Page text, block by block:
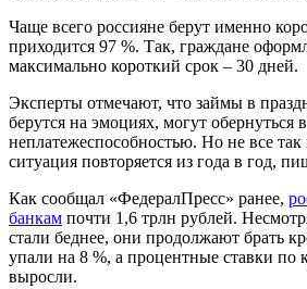
Чаще всего россияне берут именно
приходится 97 %. Так, граждане
максимально короткий срок – 30 дней.
Эксперты отмечают, что займы в
берутся на эмоциях, могут обернуться
неплатежеспособностью. Но не все
ситуация повторяется из года в год,
Как сообщал «ФедералПресс» ранее,
банкам почти 1,6 трлн рублей.
стали беднее, они продолжают брать
упали на 8 %, а процентные ставки по
выросли.